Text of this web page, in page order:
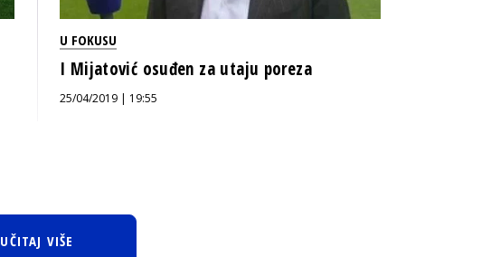
U FOKUSU
I Mijatović osuđen za utaju poreza
25/04/2019 | 19:55
UČITAJ VIŠE